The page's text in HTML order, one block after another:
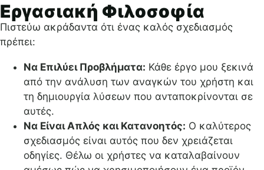
Εργασιακή Φιλοσοφία
Πιστεύω ακράδαντα ότι ένας καλός σχεδιασμός
πρέπει:
Να Επιλύει Προβλήματα: Κάθε έργο μου ξεκινά
από την ανάλυση των αναγκών του χρήστη και
τη δημιουργία λύσεων που ανταποκρίνονται σε
αυτές.
Να Είναι Απλός και Κατανοητός: Ο καλύτερος
σχεδιασμός είναι αυτός που δεν χρειάζεται
οδηγίες. Θέλω οι χρήστες να καταλαβαίνουν